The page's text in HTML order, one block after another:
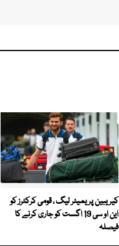
کیریبین پریمیئر لیگ ، قومی کرکٹرز کو
این او سی 19 اگست کو جاری کرنے کا
فیصلہ